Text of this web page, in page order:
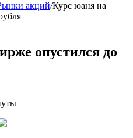
акций/Курс юаня на
опустился до